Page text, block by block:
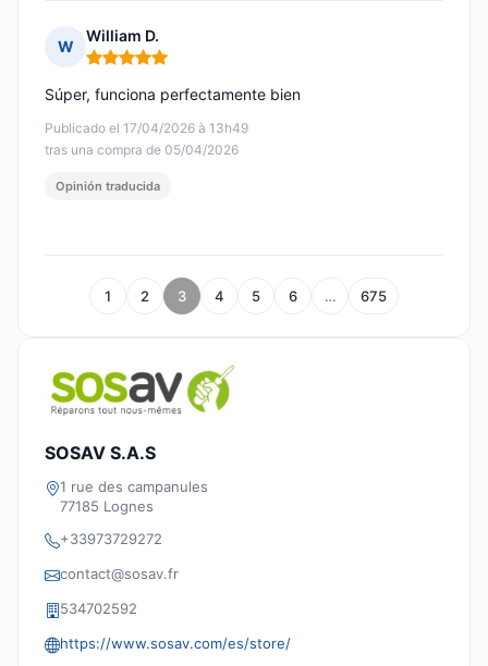
W
William D.
Nota: 5 de 5
Publicado el 17/04/2026 à 13h49
tras una compra de 05/04/2026
Súper, funciona perfectamente bien
Opinión traducida
1 2 3 4 5 6 … 675
SOSAV S.A.S
1 rue des campanules
77185 Lognes
+33973729272
contact@sosav.fr
534702592
https://www.sosav.com/es/store/